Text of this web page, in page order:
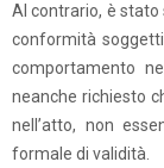
Al contrario, è
conformità
comportamento
neanche richiesto
nell’atto, non
formale di validità.